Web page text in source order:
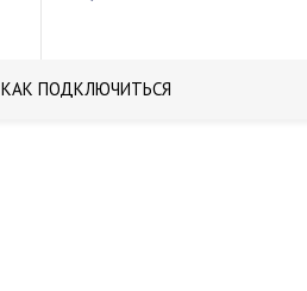
КАК ПОДКЛЮЧИТЬСЯ